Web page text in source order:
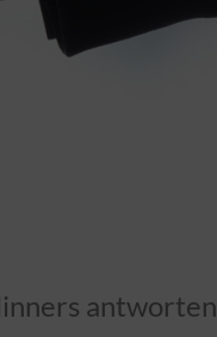
antworten